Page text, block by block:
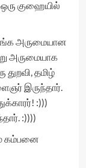
குஹையில்
அருமையான
அருமையாக
தமிழ்
இருந்தார்.
:)))
:))))
கம்பனை